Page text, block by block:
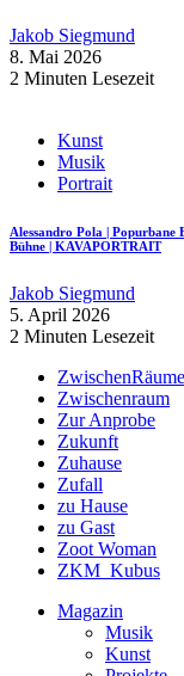
Jakob Siegmund
8. Mai 2026
2 Minuten Lesezeit
Kunst
Musik
Portrait
Alessandro Pola |
Bühne | KAVAPORTRAIT
Jakob Siegmund
5. April 2026
2 Minuten Lesezeit
ZwischenRäume
Zwischenraum
Zur Anprobe
Zukunft
Zuhause
Zufall
zu Hause
zu Gast
Zoot Woman
ZKM_Kubus
Magazin
Musik
Kunst